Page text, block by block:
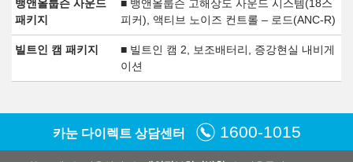
뱅앤올룹슨 사운드
패키지
■ 뱅앤올룹슨 고해상도 사운드 시스템(18스
피커), 액티브 노이즈 컨트롤 – 로드(ANC-R)
빌트인 캠 패키지
■ 빌트인 캠 2, 보조배터리, 증강현실 내비게
이션
카눈 다이렉트 상담센터 1600-1015